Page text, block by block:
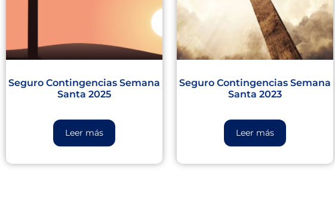
Seguro Contingencias Semana
Santa 2025
Leer más
Seguro Contingencias Semana
Santa 2023
Leer más